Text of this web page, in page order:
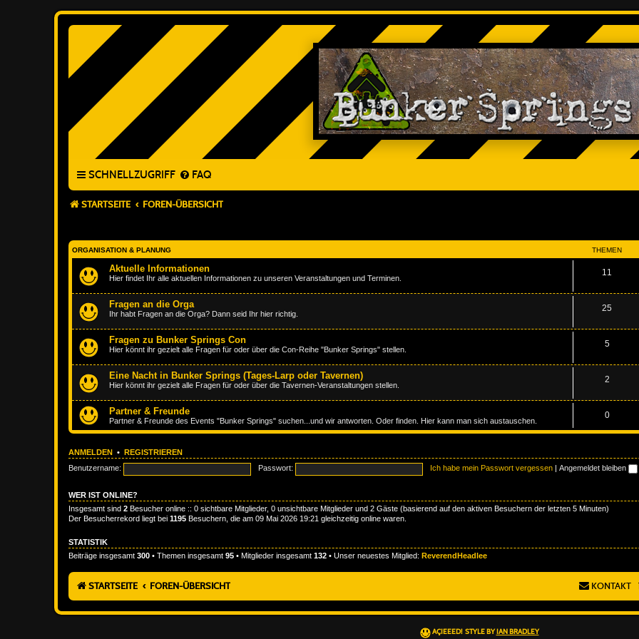
SCHNELLZUGRIFF FAQ
STARTSEITE FOREN-ÜBERSICHT
ORGANISATION & PLANUNG THEMEN
Aktuelle Informationen
Hier findet Ihr alle aktuellen Informationen zu unseren Veranstaltungen und Terminen.
11
Fragen an die Orga
Ihr habt Fragen an die Orga? Dann seid Ihr hier richtig.
25
Fragen zu Bunker Springs Con
Hier könnt ihr gezielt alle Fragen für oder über die Con-Reihe "Bunker Springs" stellen.
5
Eine Nacht in Bunker Springs (Tages-Larp oder Tavernen)
Hier könnt ihr gezielt alle Fragen für oder über die Tavernen-Veranstaltungen stellen.
2
Partner & Freunde
Partner & Freunde des Events "Bunker Springs" suchen...und wir antworten. Oder finden. Hier kann man sich austauschen.
0
ANMELDEN • REGISTRIEREN
Benutzername:
Passwort: Ich habe mein Passwort vergessen Angemeldet bleiben
WER IST ONLINE?
Insgesamt sind 2 Besucher online :: 0 sichtbare Mitglieder, 0 unsichtbare Mitglieder und 2 Gäste (basierend auf den aktiven Besuchern der letzten 5 Minuten)
Der Besucherrekord liegt bei 1195 Besuchern, die am 09 Mai 2026 19:21 gleichzeitig online waren.
STATISTIK
Beiträge insgesamt 300 • Themen insgesamt 95 • Mitglieder insgesamt 132 • Unser neuestes Mitglied: ReverendHeadlee
STARTSEITE FOREN-ÜBERSICHT KONTAKT
AÇIEEED! STYLE BY IAN BRADLEY